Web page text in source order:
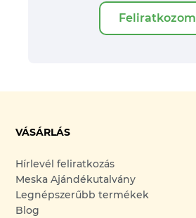
Feliratkozom
VÁSÁRLÁS
Hírlevél feliratkozás
Meska Ajándékutalvány
Legnépszerűbb termékek
Blog